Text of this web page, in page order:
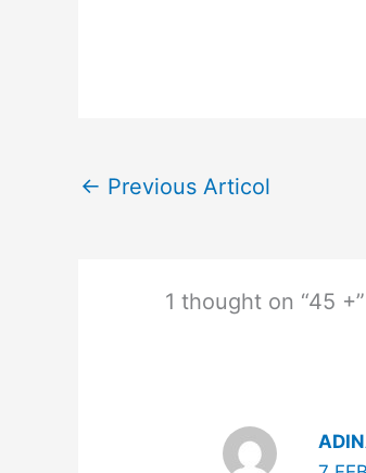
← Previous Articol
1 thought on “45 +”